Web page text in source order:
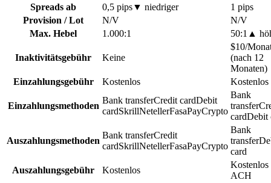
Spreads ab
0,5 pips▼ niedriger
1 pips
Provision / Lot
N/V
N/V
Max. Hebel
1.000:1 50:1 ▲
Inaktivitätsgebühr Keine
$10/
(nach 12
Monaten)
Einzahlungsgebühr
Kostenlos Kostenlos
Einzahlungsmethoden
Bank transferCredit cardDebit
cardSkrillNetellerFasaPayCrypto
Bank
transfer
cardDebit
Auszahlungsmethoden
Bank transferCredit
cardSkrillNetellerFasaPayCrypto
Bank
transfer
card
Auszahlungsgebühr
Kostenlos
Kostenlos
ACH